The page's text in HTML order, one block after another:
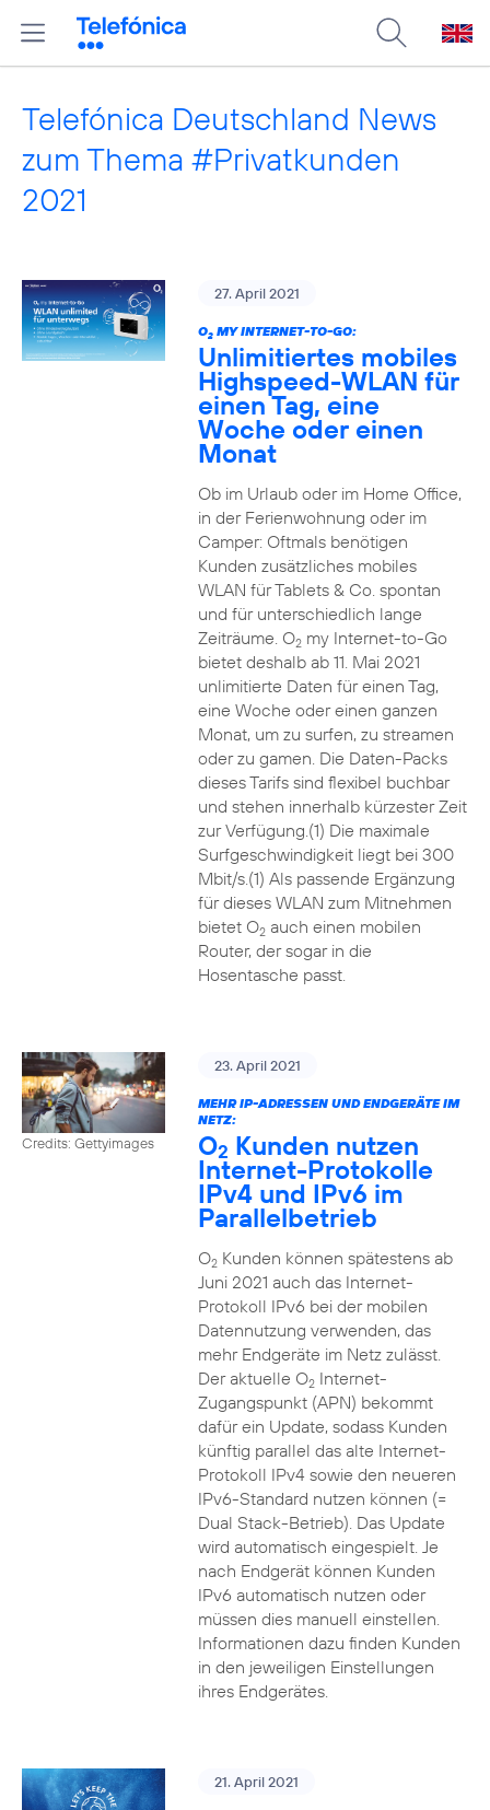
Telefónica Deutschland News
zum Thema #Privatkunden
2021
27. April 2021
O2MY INTERNET-TO-GO:
Unlimitiertes mobiles
Highspeed-WLAN für
einen Tag, eine
Woche oder einen
Monat
Ob im Urlaub oder im Home Office,
in der Ferienwohnung oder im
Camper: Oftmals benötigen
Kunden zusätzliches mobiles
WLAN für Tablets & Co. spontan
und für unterschiedlich lange
Zeiträume. O2my Internet-to-Go
bietet deshalb ab 11. Mai 2021
unlimitierte Daten für einen Tag,
eine Woche oder einen ganzen
Monat, um zu surfen, zu streamen
oder zu gamen. Die Daten-Packs
dieses Tarifs sind flexibel buchbar
und stehen innerhalb kürzester Zeit
zur Verfügung.(1) Die maximale
Surfgeschwindigkeit liegt bei 300
Mbit/s.(1) Als passende Ergänzung
für dieses WLAN zum Mitnehmen
bietet O2auch einen mobilen
Router, der sogar in die
Hosentasche passt.
Credits: Gettyimages
23. April 2021
MEHR IP-ADRESSEN UND ENDGERÄTE IM
NETZ:
O2 Kunden nutzen
Internet-Protokolle
IPv4 und IPv6 im
Parallelbetrieb
O2Kunden können spätestens ab
Juni 2021 auch das Internet-
Protokoll IPv6 bei der mobilen
Datennutzung verwenden, das
mehr Endgeräte im Netz zulässt.
Der aktuelle O2Internet-
Zugangspunkt (APN) bekommt
dafür ein Update, sodass Kunden
künftig parallel das alte Internet-
Protokoll IPv4 sowie den neueren
IPv6-Standard nutzen können (=
Dual Stack-Betrieb). Das Update
wird automatisch eingespielt. Je
nach Endgerät können Kunden
IPv6 automatisch nutzen oder
müssen dies manuell einstellen.
Informationen dazu finden Kunden
in den jeweiligen Einstellungen
ihres Endgerätes.
21. April 2021